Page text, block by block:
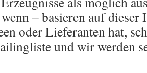
– basieren auf dieser
oder Lieferanten hat,
und wir werden